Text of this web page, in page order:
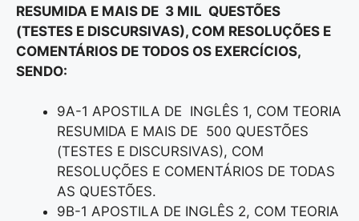
RESUMIDA E MAIS DE 3 MIL QUESTÕES
(TESTES E DISCURSIVAS), COM RESOLUÇÕES E
COMENTÁRIOS DE TODOS OS EXERCÍCIOS,
SENDO:
9A-1 APOSTILA DE INGLÊS 1, COM TEORIA
RESUMIDA E MAIS DE 500 QUESTÕES
(TESTES E DISCURSIVAS), COM
RESOLUÇÕES E COMENTÁRIOS DE TODAS
AS QUESTÕES.
9B-1 APOSTILA DE INGLÊS 2, COM TEORIA